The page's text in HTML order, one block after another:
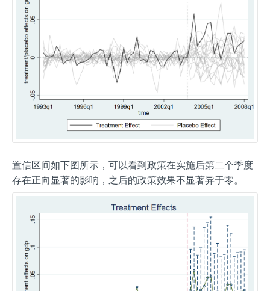
置信区间如下图所示，可以看到政策在实施后第二个季度
存在正向显著的影响，之后的政策效果不显著异于零。